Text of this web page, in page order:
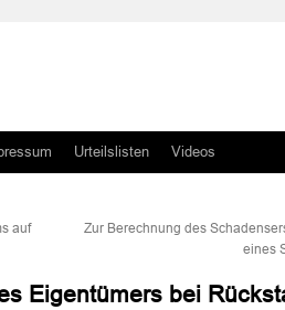
Urteilslisten Videos
auf
Zur Berechnung des
eines
Eigentümers bei